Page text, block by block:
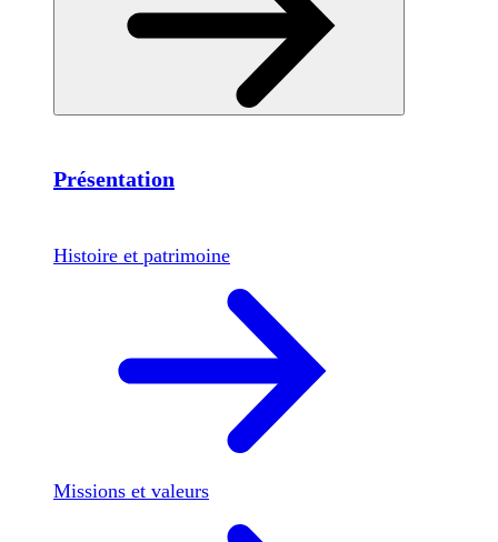
Présentation
Histoire et patrimoine
Missions et valeurs